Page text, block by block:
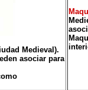
Medieval).
asociar para